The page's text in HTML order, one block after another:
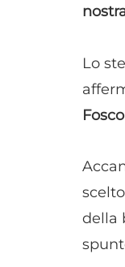
Lo
della